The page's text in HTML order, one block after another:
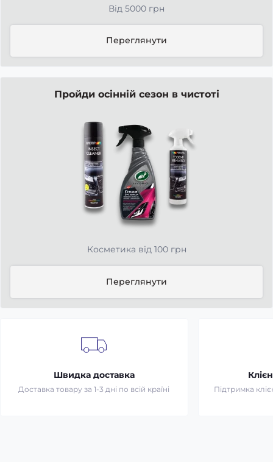
Від 5000 грн
Переглянути
Пройди осінній сезон в чистоті
Косметика від 100 грн
Переглянути
Швидка доставка
Доставка товару за 1-3 дні по всій країні Підтримка